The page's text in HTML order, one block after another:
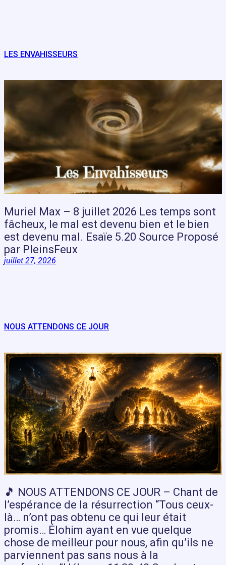
LES ENVAHISSEURS
Muriel Max – 8 juillet 2026 Les temps sont
fâcheux, le mal est devenu bien et le bien
est devenu mal. Esaïe 5.20 Source Proposé
par PleinsFeux
juillet 27, 2026
NOUS ATTENDONS CE JOUR
🎵 NOUS ATTENDONS CE JOUR – Chant de
l’espérance de la résurrection “Tous ceux-
là… n’ont pas obtenu ce qui leur était
promis… Élohim ayant en vue quelque
chose de meilleur pour nous, afin qu’ils ne
parviennent pas sans nous à la